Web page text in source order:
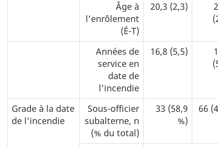
Âge à
l’enrôlement
(É-T)
20,3 (2,3)
Années de
service en
date de
l’incendie
16,8 (5,5)
Grade à la date
de l’incendie
Sous-officier
subalterne, n
(% du total)
33 (58,9
%)
66